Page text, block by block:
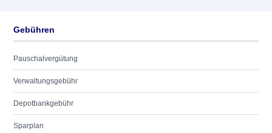
Gebühren
Pauschalvergütung
Verwaltungsgebühr
Depotbankgebühr
Sparplan